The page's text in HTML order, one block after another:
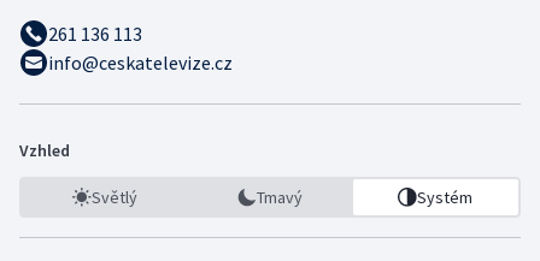
261 136 113
info@ceskatelevize.cz
Vzhled
Světlý Tmavý Systém